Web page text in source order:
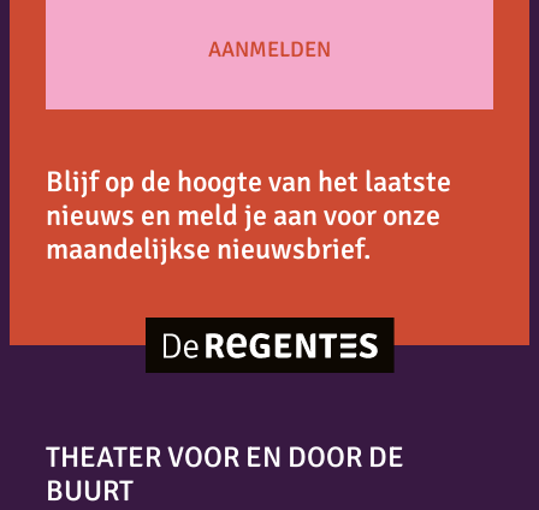
Blijf op de hoogte van het laatste
nieuws en meld je aan voor onze
maandelijkse nieuwsbrief.
THEATER VOOR EN DOOR DE
BUURT